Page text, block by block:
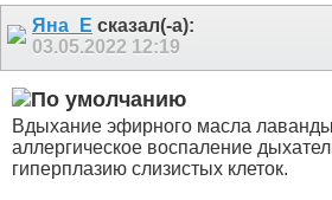
Яна_Е сказал(-а):
03.05.2022 12:19
Вдыхание эфирного масла
аллергическое воспаление
гиперплазию слизистых клеток.